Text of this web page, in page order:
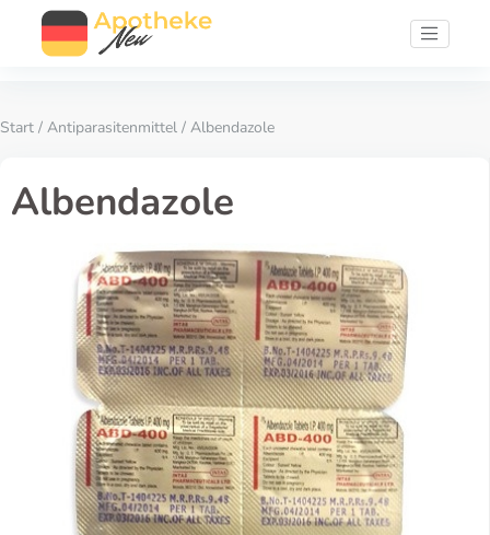
Start / Antiparasitenmittel / Albendazole
Albendazole